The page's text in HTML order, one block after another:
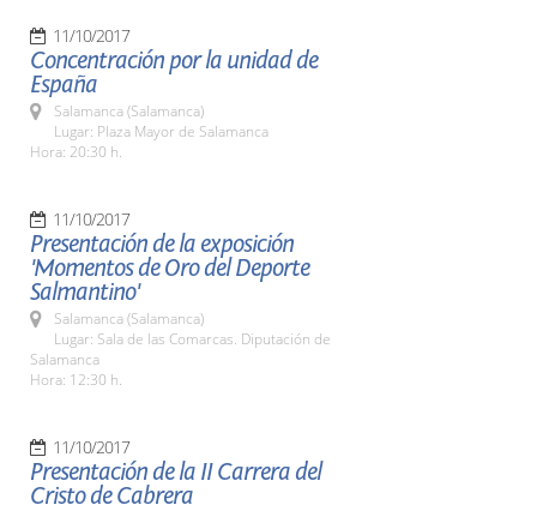
11/10/2017
Concentración por la unidad de
España
Salamanca (Salamanca)
Lugar: Plaza Mayor de Salamanca
Hora: 20:30 h.
11/10/2017
Presentación de la exposición
'Momentos de Oro del Deporte
Salmantino'
Salamanca (Salamanca)
Lugar: Sala de las Comarcas. Diputación de
Salamanca
Hora: 12:30 h.
11/10/2017
Presentación de la II Carrera del
Cristo de Cabrera